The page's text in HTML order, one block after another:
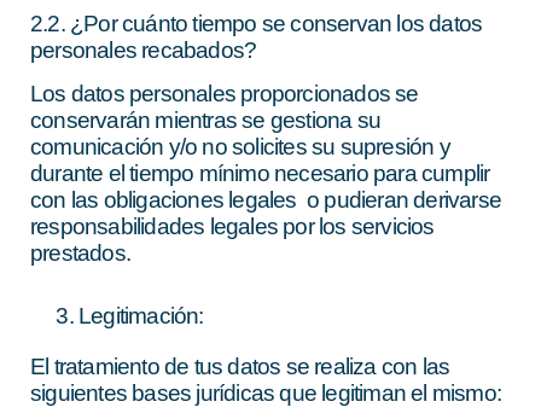
2.2. ¿Por cuánto tiempo se conservan los datos
personales recabados?
Los datos personales proporcionados se
conservarán mientras se gestiona su
comunicación y/o no solicites su supresión y
durante el tiempo mínimo necesario para cumplir
con las obligaciones legales o pudieran derivarse
responsabilidades legales por los servicios
prestados.
Legitimación:
El tratamiento de tus datos se realiza con las
siguientes bases jurídicas que legitiman el mismo: